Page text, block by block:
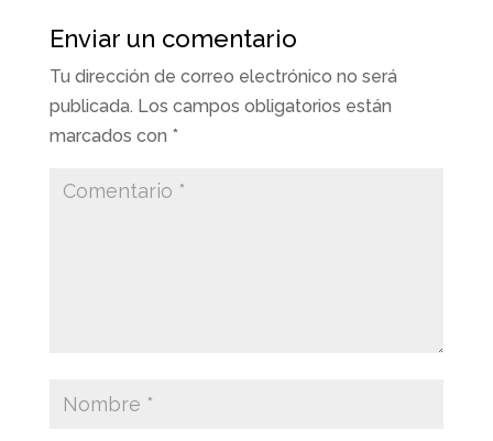
Enviar un comentario
Tu dirección de correo electrónico no será
publicada. Los campos obligatorios están
marcados con *